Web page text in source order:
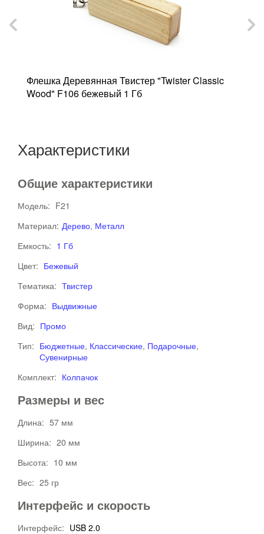
Флешка Деревянная Твистер "Twister Classic
Wood" F106 бежевый 1 Гб
Характеристики
Общие характеристики
Модель: F21
Материал: Дерево, Металл
Емкость: 1 Гб
Цвет: Бежевый
Тематика: Твистер
Форма: Выдвижные
Вид: Промо
Тип: Бюджетные, Классические, Подарочные,
Сувенирные
Комплект: Колпачок
Размеры и вес
Длина: 57 мм
Ширина: 20 мм
Высота: 10 мм
Вес: 25 гр
Интерфейс и скорость
Интерфейс: USB 2.0